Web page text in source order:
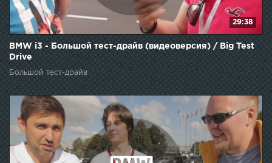
29:38
BMW i3 - Большой тест-драйв (видеоверсия) / Big Test
Drive
Большой тест-драйв